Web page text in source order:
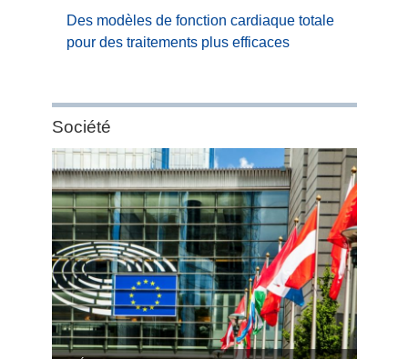
Des modèles de fonction cardiaque totale
pour des traitements plus efficaces
Category:
Société
Société